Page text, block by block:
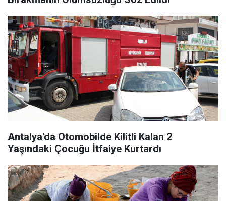
Antalya'da Otomobilde Kilitli Kalan 2
Yaşındaki Çocuğu İtfaiye Kurtardı